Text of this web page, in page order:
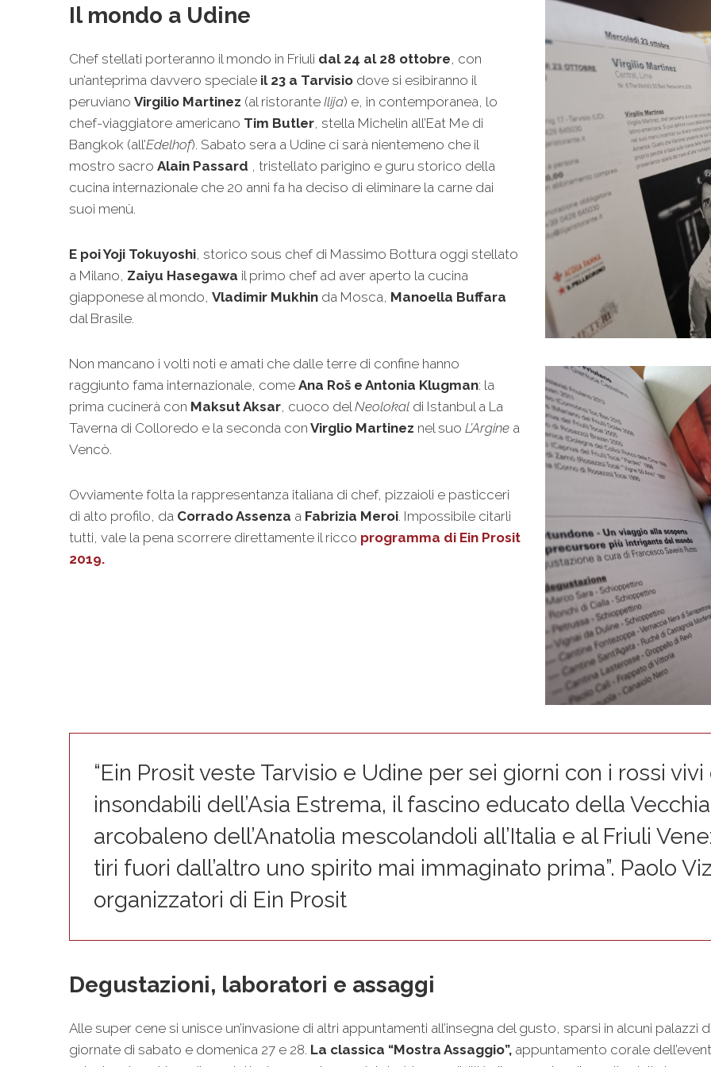
Il mondo a Udine
Chef stellati porteranno il mondo in Friuli dal 24 al 28 ottobre, con
un’anteprima davvero speciale il 23 a Tarvisio dove si esibiranno il
peruviano Virgilio Martinez (al ristorante Ilija) e, in contemporanea, lo
chef-viaggiatore americano Tim Butler, stella Michelin all’Eat Me di
Bangkok (all’Edelhof). Sabato sera a Udine ci sarà nientemeno che il
mostro sacro Alain Passard , tristellato parigino e guru storico della
cucina internazionale che 20 anni fa ha deciso di eliminare la carne dai
suoi menù.
E poiYoji Tokuyoshi, storico sous chef di Massimo Bottura oggi stellato
a Milano, Zaiyu Hasegawa il primo chef ad aver aperto la cucina
giapponese al mondo, Vladimir Mukhin da Mosca, Manoella Buffara
dal Brasile.
Non mancano i volti noti e amati che dalle terre di confine hanno
raggiunto fama internazionale, come Ana Roš e Antonia Klugman: la
prima cucinerà con Maksut Aksar, cuoco del Neolokal di Istanbul a La
Taverna di Colloredo e la seconda con Virglio Martinez nel suo L’Argine a
Vencò.
Ovviamente folta la rappresentanza italiana di chef, pizzaioli e pasticceri
di alto profilo, da Corrado Assenza a Fabrizia Meroi. Impossibile citarli
tutti, vale la pena scorrere direttamente il ricco programma di Ein Prosit
2019.
“Ein Prosit veste Tarvisio e Udine per sei giorni con i rossi
insondabili dell’Asia Estrema, il fascino educato della
arcobaleno dell’Anatolia mescolandoli all’Italia e al Friuli
tiri fuori dall’altro uno spirito mai immaginato prima”. Paolo
organizzatori di Ein Prosit
Degustazioni, laboratori e assaggi
Alle super cene si unisce un’invasione di altri appuntamenti all’insegna del gusto, sparsi in alcuni
giornate di sabato e domenica 27 e 28. La classica “Mostra Assaggio”, appuntamento corale